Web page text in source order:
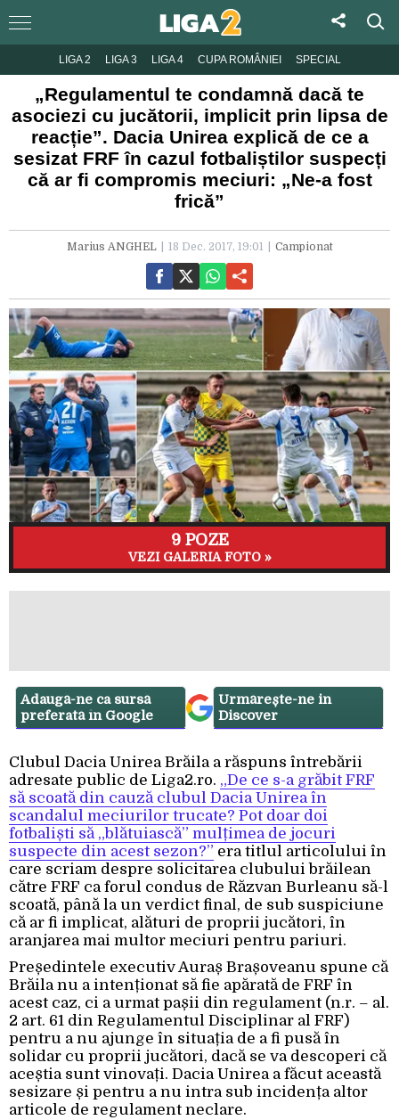
LIGA 2 LIGA 3 LIGA 4 CUPA ROMÂNIEI SPECIAL
„Regulamentul te condamnă dacă te
asociezi cu jucătorii, implicit prin lipsa de
reacție”. Dacia Unirea explică de ce a
sesizat FRF în cazul fotbaliștilor suspecți
că ar fi compromis meciuri: „Ne-a fost
frică”
Marius ANGHEL 18 Dec. 2017, 19:01 Campionat
9 POZE
VEZI GALERIA FOTO »
Adaugă-ne ca sursă
preferată în Google
Urmărește-ne in
Discover
Clubul Dacia Unirea Brăila a răspuns întrebării
adresate public de Liga2.ro. „De ce s-a grăbit FRF
să scoată din cauză clubul Dacia Unirea în
scandalul meciurilor trucate? Pot doar doi
fotbaliști să „blătuiască” mulțimea de jocuri
suspecte din acest sezon?” era titlul articolului în
care scriam despre solicitarea clubului brăilean
către FRF ca forul condus de Răzvan Burleanu să-l
scoată, până la un verdict final, de sub suspiciune
că ar fi implicat, alături de proprii jucători, în
aranjarea mai multor meciuri pentru pariuri.
Președintele executiv Auraș Brașoveanu spune că
Brăila nu a intenționat să fie apărată de FRF în
acest caz, ci a urmat pașii din regulament (n.r. – al.
2 art. 61 din Regulamentul Disciplinar al FRF)
pentru a nu ajunge în situația de a fi pusă în
solidar cu proprii jucători, dacă se va descoperi că
aceștia sunt vinovați. Dacia Unirea a făcut această
sesizare și pentru a nu intra sub incidența altor
articole de regulament neclare.